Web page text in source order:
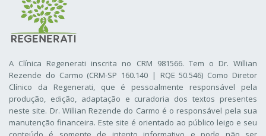
A Clínica Regenerati inscrita no CRM 981566. Tem o Dr. Willian
Rezende do Carmo (CRM-SP 160.140 | RQE 50.546) Como Diretor
Clínico da Regenerati, que é pessoalmente responsável pela
produção, edição, adaptação e curadoria dos textos presentes
neste site. Dr. Willian Rezende do Carmo é o responsável pela sua
manutenção financeira. Este site é orientado ao público leigo e seu